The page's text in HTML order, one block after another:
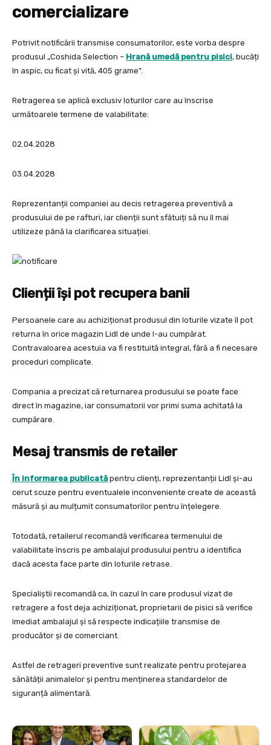
comercializare
Potrivit notificării transmise consumatorilor, este vorba despre
produsul „Coshida Selection – Hrană umedă pentru pisici, bucăți
în aspic, cu ficat și vită, 405 grame”.
Retragerea se aplică exclusiv loturilor care au înscrise
următoarele termene de valabilitate:
02.04.2028
03.04.2028
Reprezentanții companiei au decis retragerea preventivă a
produsului de pe rafturi, iar clienții sunt sfătuiți să nu îl mai
utilizeze până la clarificarea situației.
Clienții își pot recupera banii
Persoanele care au achiziționat produsul din loturile vizate îl pot
returna în orice magazin Lidl de unde l-au cumpărat.
Contravaloarea acestuia va fi restituită integral, fără a fi necesare
proceduri complicate.
Compania a precizat că returnarea produsului se poate face
direct în magazine, iar consumatorii vor primi suma achitată la
cumpărare.
Mesaj transmis de retailer
În informarea publicatăpentru clienți, reprezentanții Lidl și-au
cerut scuze pentru eventualele inconveniente create de această
măsură și au mulțumit consumatorilor pentru înțelegere.
Totodată, retailerul recomandă verificarea termenului de
valabilitate înscris pe ambalajul produsului pentru a identifica
dacă acesta face parte din loturile retrase.
Specialiștii recomandă ca, în cazul în care produsul vizat de
retragere a fost deja achiziționat, proprietarii de pisici să verifice
imediat ambalajul și să respecte indicațiile transmise de
producător și de comerciant.
Astfel de retrageri preventive sunt realizate pentru protejarea
sănătății animalelor și pentru menținerea standardelor de
siguranță alimentară.